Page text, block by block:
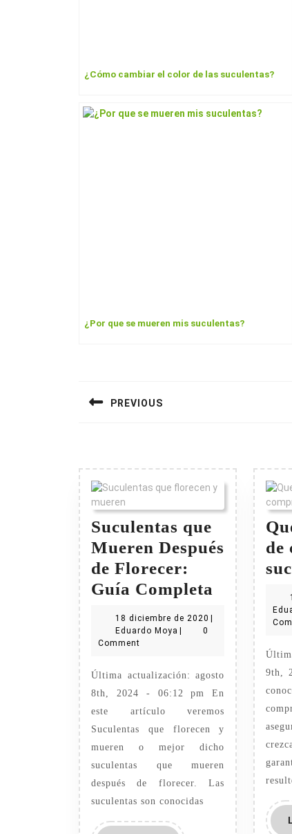
¿Cómo cambiar el color de las suculentas?
¿Por que se mueren mis suculentas?
de
PREVIOUS
Suculentas que
Mueren Después
de Florecer:
Guía Completa Suculentas
que
Mueren
Después
de
Florecer:
Guía
Completa
18 diciembre de 2020 18
diciembre
Eduardo Moya Eduardo
0
Comment
Última actualización: agosto
8th, 2024 - 06:12 pm En
este artículo veremos
Suculentas que florecen y
mueren o mejor dicho
suculentas que mueren
después de florecer. Las
suculentas son conocidas
de
9th,